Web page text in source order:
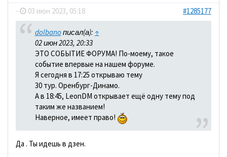
- 03 июн 2023, 05:18 #1285177
dolbano писал(а): ↑
02 июн 2023, 20:33
ЭТО СОБЫТИЕ ФОРУМА! По-моему, такое
событие впервые на нашем форуме.
Я сегодня в 17:25 открываю тему
30 тур. Оренбург-Динамо.
А в 18:45, LeonDM открывает ещё одну тему под
таким же названием!
Наверное, имеет право!
Да . Ты идешь в дзен.